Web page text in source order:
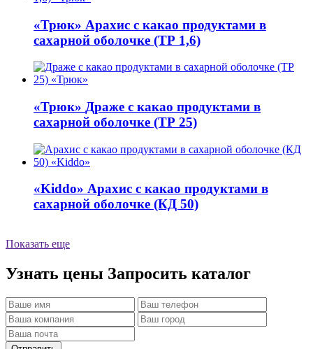
«Трюк» Арахис с какао продуктами в
сахарной оболочке (ТР 1,6)
«Трюк» Драже с какао продуктами в
сахарной оболочке (ТР 25)
«Kiddo» Арахис с какао продуктами в
сахарной оболочке (КД 50)
Показать еще
Узнать цены Запросить каталог